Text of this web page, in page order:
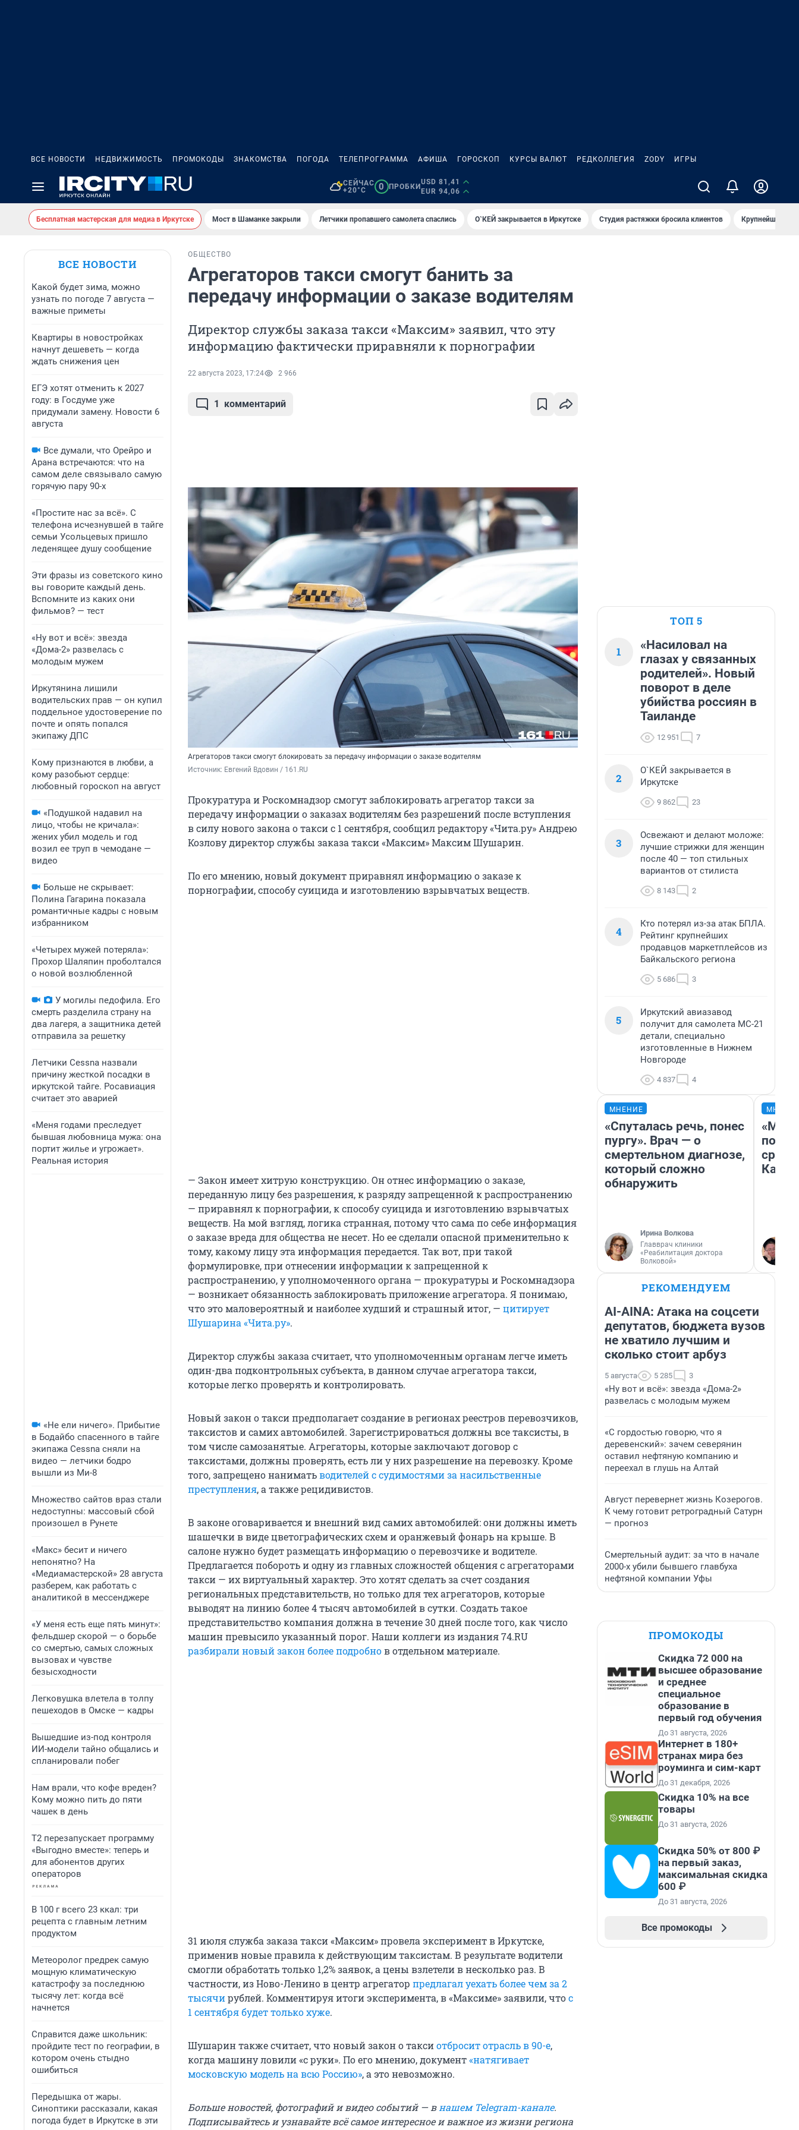
ВСЕ НОВОСТИ НЕДВИЖИМОСТЬ ПРОМОКОДЫ ЗНАКОМСТВА ПОГОДА ТЕЛЕПРОГРАММА АФИША ГОРОСКОП КУРСЫ ВАЛЮТ РЕДКОЛЛЕГИЯ ZODY ИГРЫ
СЕЙЧАС
+20°C
0 ПРОБКИ
USD 81,41
EUR 94,06
Бесплатная мастерская для медиа в Иркутске Мост в Шаманке закрыли Летчики пропавшего самолета спаслись О`КЕЙ закрывается в Иркутске Студия растяжки бросила клиентов Крупнейшие
ВСЕ НОВОСТИ
Какой будет зима, можно
узнать по погоде 7 августа —
важные приметы
Квартиры в новостройках
начнут дешеветь — когда
ждать снижения цен
ЕГЭ хотят отменить к 2027
году: в Госдуме уже
придумали замену. Новости 6
августа
Все думали, что Орейро и
Арана встречаются: что на
самом деле связывало самую
горячую пару 90-х
«Простите нас за всё». С
телефона исчезнувшей в тайге
семьи Усольцевых пришло
леденящее душу сообщение
Эти фразы из советского кино
вы говорите каждый день.
Вспомните из каких они
фильмов? — тест
«Ну вот и всё»: звезда
«Дома-2» развелась с
молодым мужем
Иркутянина лишили
водительских прав — он купил
поддельное удостоверение по
почте и опять попался
экипажу ДПС
Кому признаются в любви, а
кому разобьют сердце:
любовный гороскоп на август
«Подушкой надавил на
лицо, чтобы не кричала»:
жених убил модель и год
возил ее труп в чемодане —
видео
Больше не скрывает:
Полина Гагарина показала
романтичные кадры с новым
избранником
«Четырех мужей потеряла»:
Прохор Шаляпин проболтался
о новой возлюбленной
У могилы педофила. Его
смерть разделила страну на
два лагеря, а защитника детей
отправила за решетку
Летчики Cessna назвали
причину жесткой посадки в
иркутской тайге. Росавиация
считает это аварией
«Меня годами преследует
бывшая любовница мужа: она
портит жилье и угрожает».
Реальная история
«Не ели ничего». Прибытие
в Бодайбо спасенного в тайге
экипажа Cessna сняли на
видео — летчики бодро
вышли из Ми-8
Множество сайтов враз стали
недоступны: массовый сбой
произошел в Рунете
«Макс» бесит и ничего
непонятно? На
«Медиамастерской» 28 августа
разберем, как работать с
аналитикой в мессенджере
«У меня есть еще пять минут»:
фельдшер скорой — о борьбе
со смертью, самых сложных
вызовах и чувстве
безысходности
Легковушка влетела в толпу
пешеходов в Омске — кадры
Вышедшие из-под контроля
ИИ-модели тайно общались и
спланировали побег
Нам врали, что кофе вреден?
Кому можно пить до пяти
чашек в день
Т2 перезапускает программу
«Выгодно вместе»: теперь и
для абонентов других
операторов
В 100 г всего 23 ккал: три
рецепта с главным летним
продуктом
Метеоролог предрек самую
мощную климатическую
катастрофу за последнюю
тысячу лет: когда всё
начнется
Справится даже школьник:
пройдите тест по географии, в
котором очень стыдно
ошибиться
Передышка от жары.
Синоптики рассказали, какая
погода будет в Иркутске в эти
ОБЩЕСТВО
Агрегаторов такси смогут банить за
передачу информации о заказе водителям
Директор службы заказа такси «Максим» заявил, что эту
информацию фактически приравняли к порнографии
22 августа 2023, 17:24 2 966
1 комментарий
Агрегаторов такси смогут блокировать за передачу информации о заказе водителям
Источник: Евгений Вдовин / 161.RU
Прокуратура и Роскомнадзор смогут заблокировать агрегатор такси за
передачу информации о заказах водителям без разрешений после вступления
в силу нового закона о такси с 1 сентября, сообщил редактору «Чита.ру» Андрею
Козлову директор службы заказа такси «Максим» Максим Шушарин.
По его мнению, новый документ приравнял информацию о заказе к
порнографии, способу суицида и изготовлению взрывчатых веществ.
— Закон имеет хитрую конструкцию. Он отнес информацию о заказе,
переданную лицу без разрешения, к разряду запрещенной к распространению
— приравнял к порнографии, к способу суицида и изготовлению взрывчатых
веществ. На мой взгляд, логика странная, потому что сама по себе информация
о заказе вреда для общества не несет. Но ее сделали опасной применительно к
тому, какому лицу эта информация передается. Так вот, при такой
формулировке, при отнесении информации к запрещенной к
распространению, у уполномоченного органа — прокуратуры и Роскомнадзора
— возникает обязанность заблокировать приложение агрегатора. Я понимаю,
что это маловероятный и наиболее худший и страшный итог, — цитирует
Шушарина «Чита.ру».
Директор службы заказа считает, что уполномоченным органам легче иметь
один-два подконтрольных субъекта, в данном случае агрегатора такси,
которые легко проверять и контролировать.
Новый закон о такси предполагает создание в регионах реестров перевозчиков,
таксистов и самих автомобилей. Зарегистрироваться должны все таксисты, в
том числе самозанятые. Агрегаторы, которые заключают договор с
таксистами, должны проверять, есть ли у них разрешение на перевозку. Кроме
того, запрещено наниматьводителей с судимостями за насильственные
преступления, а также рецидивистов.
В законе оговаривается и внешний вид самих автомобилей: они должны иметь
шашечки в виде цветографических схем и оранжевый фонарь на крыше. В
салоне нужно будет размещать информацию о перевозчике и водителе.
Предлагается побороть и одну из главных сложностей общения с агрегаторами
такси — их виртуальный характер. Это хотят сделать за счет создания
региональных представительств, но только для тех агрегаторов, которые
выводят на линию более 4 тысяч автомобилей в сутки. Создать такое
представительство компания должна в течение 30 дней после того, как число
машин превысило указанный порог. Наши коллеги из издания 74.RU
разбирали новый закон более подробнов отдельном материале.
31 июля служба заказа такси «Максим» провела эксперимент в Иркутске,
применив новые правила к действующим таксистам. В результате водители
смогли обработать только 1,2% заявок, а цены взлетели в несколько раз. В
частности, из Ново-Ленино в центр агрегатор предлагал уехать более чем за 2
тысячирублей. Комментируя итоги эксперимента, в «Максиме» заявили, чтос
1 сентября будет только хуже.
Шушарин также считает, что новый закон о таксиотбросит отрасль в 90-е,
когда машину ловили «с руки». По его мнению, документ«натягивает
московскую модель на всю Россию», а это невозможно.
Больше новостей, фотографий и видео событий — в нашем Telegram-канале.
Подписывайтесь и узнавайте всё самое интересное и важное из жизни региона
ТОП 5
1
«Насиловал на
глазах у связанных
родителей». Новый
поворот в деле
убийства россиян в
Таиланде
12 951 7
2
О`КЕЙ закрывается в
Иркутске
9 862 23
3
Освежают и делают моложе:
лучшие стрижки для женщин
после 40 — топ стильных
вариантов от стилиста
8 143 2
4
Кто потерял из-за атак БПЛА.
Рейтинг крупнейших
продавцов маркетплейсов из
Байкальского региона
5 686 3
5
Иркутский авиазавод
получит для самолета МС-21
детали, специально
изготовленные в Нижнем
Новгороде
4 837 4
МНЕНИЕ
«Спуталась речь, понес
пургу». Врач — о
смертельном диагнозе,
который сложно
обнаружить
Ирина Волкова
Главврач клиники
«Реабилитация доктора
Волковой»
РЕКОМЕНДУЕМ
AI-AINA: Атака на соцсети
депутатов, бюджета вузов
не хватило лучшим и
сколько стоит арбуз
5 августа 5 285 3
«Ну вот и всё»: звезда «Дома-2»
развелась с молодым мужем
«С гордостью говорю, что я
деревенский»: зачем северянин
оставил нефтяную компанию и
переехал в глушь на Алтай
Август перевернет жизнь Козерогов.
К чему готовит ретроградный Сатурн
— прогноз
Смертельный аудит: за что в начале
2000-х убили бывшего главбуха
нефтяной компании Уфы
ПРОМОКОДЫ
Скидка 72 000 на
высшее образование
и среднее
специальное
образование в
первый год обучения
До 31 августа, 2026
Интернет в 180+
странах мира без
роуминга и сим-карт
До 31 декабря, 2026
Скидка 10% на все
товары
До 31 августа, 2026
Скидка 50% от 800 ₽
на первый заказ,
максимальная скидка
600 ₽
До 31 августа, 2026
Все промокоды